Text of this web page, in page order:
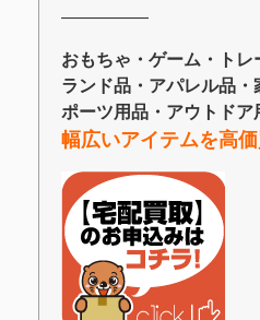
―――――
おもちゃ・ゲーム・ト
ランド品・アパレル品
ポーツ用品・アウトドア
幅広いアイテムを高価